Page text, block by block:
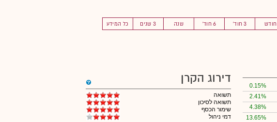
חודש 3 חוד' 6 חוד' שנה 3 שנים כל המידע
0.15%
2.41%
4.38%
13.65%
דירוג הקרן
תשואה
תשואה לסיכון
שימור הכסף
דמי ניהול